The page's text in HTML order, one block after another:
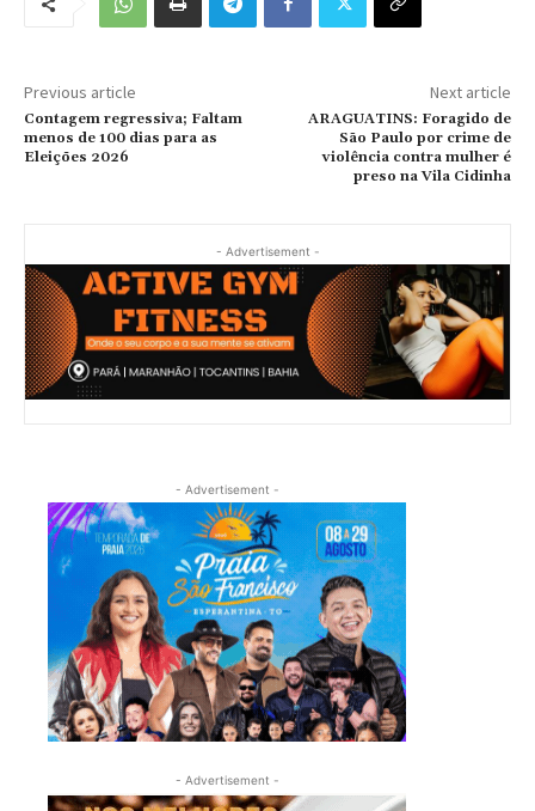
Previous article
Contagem regressiva; Faltam
menos de 100 dias para as
Eleições 2026
Next article
ARAGUATINS: Foragido de
São Paulo por crime de
violência contra mulher é
preso na Vila Cidinha
- Advertisement -
- Advertisement -
- Advertisement -